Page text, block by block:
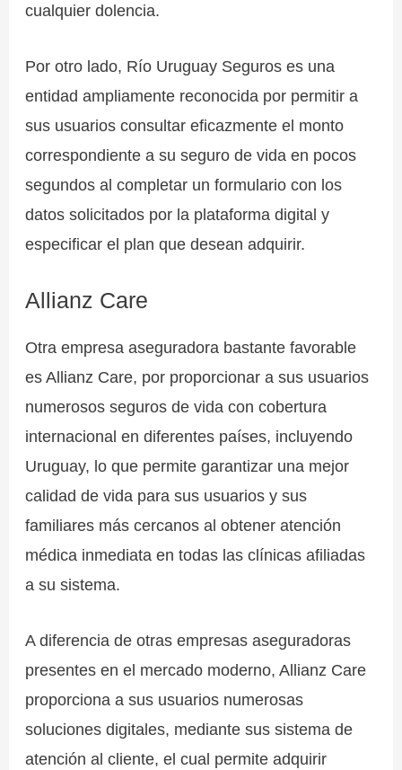
cualquier dolencia.
Por otro lado, Río Uruguay Seguros es una
entidad ampliamente reconocida por permitir a
sus usuarios consultar eficazmente el monto
correspondiente a su seguro de vida en pocos
segundos al completar un formulario con los
datos solicitados por la plataforma digital y
especificar el plan que desean adquirir.
Allianz Care
Otra empresa aseguradora bastante favorable
es Allianz Care, por proporcionar a sus usuarios
numerosos seguros de vida con cobertura
internacional en diferentes países, incluyendo
Uruguay, lo que permite garantizar una mejor
calidad de vida para sus usuarios y sus
familiares más cercanos al obtener atención
médica inmediata en todas las clínicas afiliadas
a su sistema.
A diferencia de otras empresas aseguradoras
presentes en el mercado moderno, Allianz Care
proporciona a sus usuarios numerosas
soluciones digitales, mediante sus sistema de
atención al cliente, el cual permite adquirir